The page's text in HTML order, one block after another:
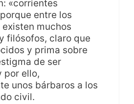
«corrientes
entre los
muchos
filósofos, claro que
y prima sobre
de ser
por ello,
unos bárbaros a los
civil.